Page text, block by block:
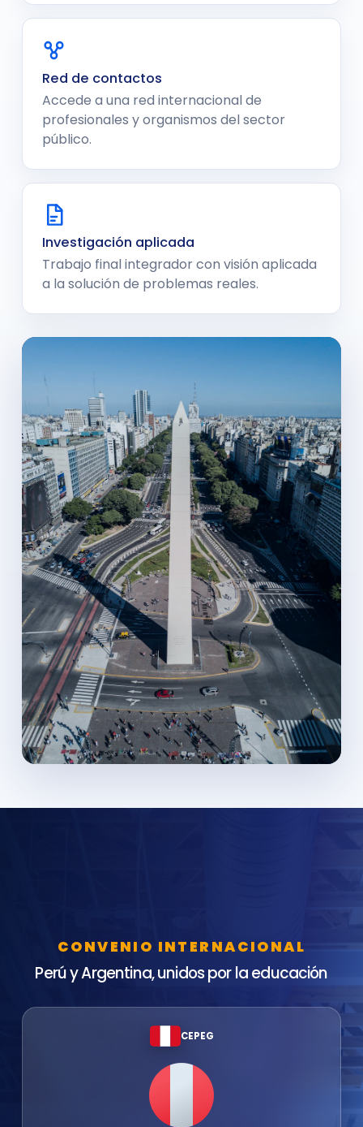
Red de contactos
Accede a una red internacional de
profesionales y organismos del sector
público.
Investigación aplicada
Trabajo final integrador con visión aplicada
a la solución de problemas reales.
CONVENIO INTERNACIONAL
Perú y Argentina, unidos por la educación
CEPEG